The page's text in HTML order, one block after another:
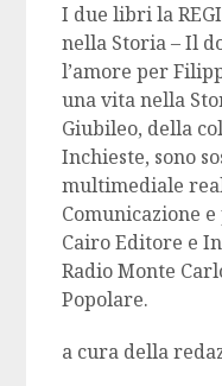
I due libri la
nella Storia – Il
l’amore per
una vita nella
Giubileo, della
Inchieste, sono
multimediale
Comunicazione
Cairo Editore e
Radio Monte
Popolare.
a cura della